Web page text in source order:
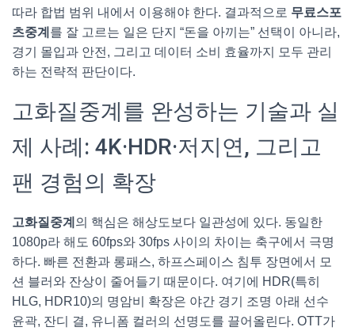
따라 합법 범위 내에서 이용해야 한다. 결과적으로 무료스포
츠중계 를 잘 고르는 일은 단지 “돈을 아끼는” 선택이 아니라,
경기 몰입과 안전, 그리고 데이터 소비 효율까지 모두 관리
하는 전략적 판단이다.
고화질중계를 완성하는 기술과 실
제 사례: 4K·HDR·저지연, 그리고
팬 경험의 확장
고화질중계 의 핵심은 해상도보다 일관성에 있다. 동일한
1080p라 해도 60fps와 30fps 사이의 차이는 축구에서 극명
하다. 빠른 전환과 롱패스, 하프스페이스 침투 장면에서 모
션 블러와 잔상이 줄어들기 때문이다. 여기에 HDR(특히
HLG, HDR10)의 명암비 확장은 야간 경기 조명 아래 선수
윤곽, 잔디 결, 유니폼 컬러의 선명도를 끌어올린다. OTT가